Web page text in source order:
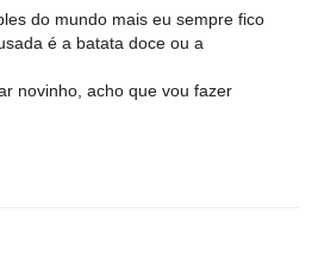
do mundo mais eu sempre fico
é a batata doce ou a
novinho, acho que vou fazer